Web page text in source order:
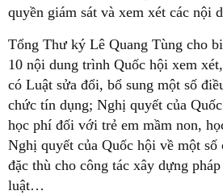
quyền giám sát và xem xét các nội
Tổng Thư ký Lê Quang Tùng cho
10 nội dung trình Quốc hội xem
có Luật sửa đổi, bổ sung một số
chức tín dụng; Nghị quyết của
học phí đối với trẻ em mầm non,
Nghị quyết của Quốc hội về một số
đặc thù cho công tác xây dựng
luật…